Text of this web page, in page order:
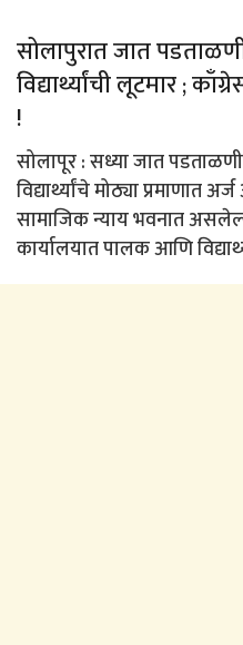
सोलापुरात जात
विद्यार्थ्यांची लूटमार ;
!
सोलापूर : सध्या जात पडताळणी
विद्यार्थ्यांचे मोठ्या प्रमाणात
सामाजिक न्याय भवनात
कार्यालयात पालक आणि